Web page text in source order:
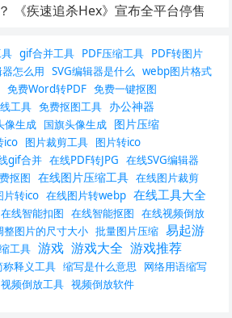
《疾速追杀Hex》宣布全平台停售
gif合并工具 PDF压缩工具 PDF转图片
器怎么用 SVG编辑器是什么 webp图片格式
免费Word转PDF 免费一键抠图
工具 免费抠图工具 办公神器
像生成 国旗头像生成 图片压缩
ico 图片裁剪工具 图片转ico
gif合并 在线PDF转JPG 在线SVG编辑器
抠图 在线图片压缩工具 在线图片裁剪
片转ico 在线图片转webp 在线工具大全
在线智能扣图 在线智能抠图 在线视频倒放
整图片的尺寸大小 批量图片压缩 易起游
工具 游戏 游戏大全 游戏推荐
称释义工具 缩写是什么意思
网络用语缩写
视频倒放工具 视频倒放软件